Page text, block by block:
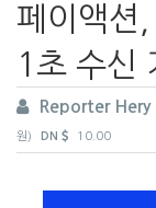
페이액션
1초 수신
Reporter Hery
원) DN 10.00